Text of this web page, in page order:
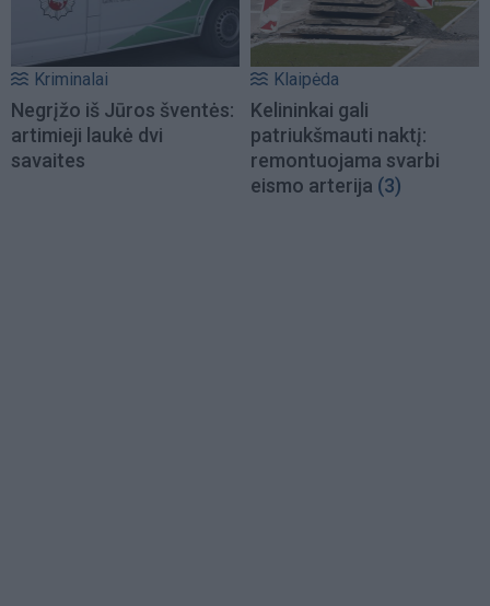
Kriminalai
Negrįžo iš Jūros šventės:
artimieji laukė dvi
savaites
Klaipėda
Kelininkai gali
patriukšmauti naktį:
remontuojama svarbi
eismo arterija (3)